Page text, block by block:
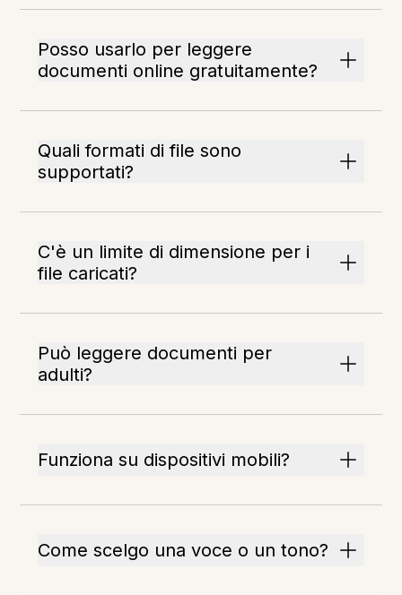
Posso usarlo per leggere
documenti online gratuitamente?
Quali formati di file sono
supportati?
C'è un limite di dimensione per i
file caricati?
Può leggere documenti per
adulti?
Funziona su dispositivi mobili?
Come scelgo una voce o un tono?